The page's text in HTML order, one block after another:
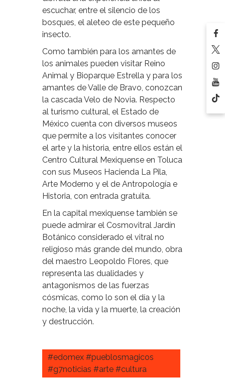
escuchar, entre el silencio de los
bosques, el aleteo de este pequeño
insecto.
Como también para los amantes de
los animales pueden visitar Reino
Animal y Bioparque Estrella y para los
amantes de Valle de Bravo, conozcan
la cascada Velo de Novia. Respecto
al turismo cultural, el Estado de
México cuenta con diversos museos
que permite a los visitantes conocer
el arte y la historia, entre ellos están el
Centro Cultural Mexiquense en Toluca
con sus Museos Hacienda La Pila,
Arte Moderno y el de Antropología e
Historia, con entrada gratuita.
En la capital mexiquense también se
puede admirar el Cosmovitral Jardín
Botánico considerado el vitral no
religioso más grande del mundo, obra
del maestro Leopoldo Flores, que
representa las dualidades y
antagonismos de las fuerzas
cósmicas, como lo son el día y la
noche, la vida y la muerte, la creación
y destrucción.
#edomex #pueblosmagicos
#g7noticias #arte #cultura